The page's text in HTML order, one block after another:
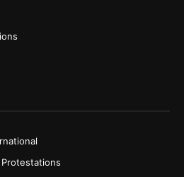
Protestations